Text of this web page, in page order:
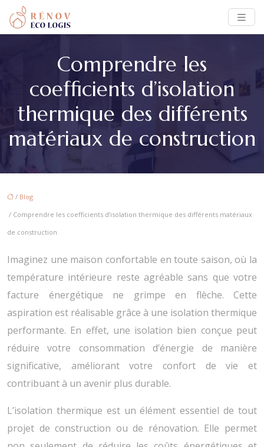
Comprendre les
coefficients d’isolation
thermique des différents
matériaux de construction
/ Blog
/ Comprendre les coefficients d’isolation thermique des différents matériaux
de construction
Imaginez une maison confortable en toute saison, où la
température intérieure reste agréable sans que votre
facture énergétique ne grimpe en flèche. Cette
aspiration est réalisable grâce à une isolation thermique
performante. En effet, une isolation bien conçue peut
réduire votre consommation d’énergie de manière
significative, améliorant votre confort de vie et
contribuant à un avenir plus durable.
L’isolation thermique est un élément essentiel de tout
projet de construction ou de rénovation. Elle permet